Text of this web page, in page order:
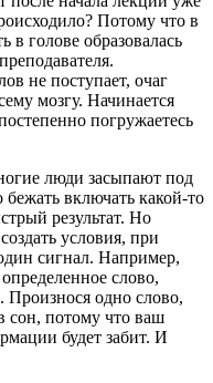
Потому что в
в голове образовалась
не поступает, очаг
мозгу. Начинается
погружаетесь
люди засыпают под
включать какой-то
результат. Но
условия, при
сигнал. Например,
слово,
Произнося одно слово,
сон, потому что ваш
будет забит. И